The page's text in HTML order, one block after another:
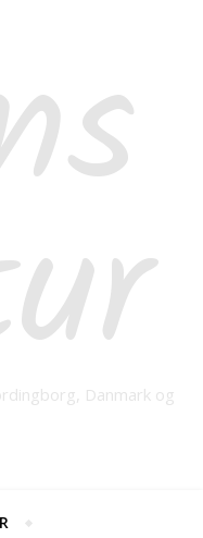
Danmark og